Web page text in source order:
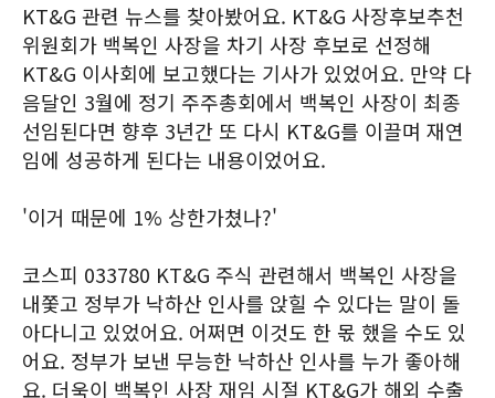
KT&G 관련 뉴스를 찾아봤어요. KT&G 사장후보추천
위원회가 백복인 사장을 차기 사장 후보로 선정해
KT&G 이사회에 보고했다는 기사가 있었어요. 만약 다
음달인 3월에 정기 주주총회에서 백복인 사장이 최종
선임된다면 향후 3년간 또 다시 KT&G를 이끌며 재연
임에 성공하게 된다는 내용이었어요.
'이거 때문에 1% 상한가쳤나?'
코스피 033780 KT&G 주식 관련해서 백복인 사장을
내쫓고 정부가 낙하산 인사를 앉힐 수 있다는 말이 돌
아다니고 있었어요. 어쩌면 이것도 한 몫 했을 수도 있
어요. 정부가 보낸 무능한 낙하산 인사를 누가 좋아해
요. 더욱이 백복인 사장 재임 시절 KT&G가 해외 수출